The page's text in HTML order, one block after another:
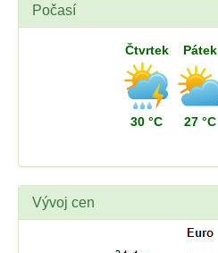
Počasí
Čtvrtek
30 °C
Pátek
27 °C
Vývoj cen